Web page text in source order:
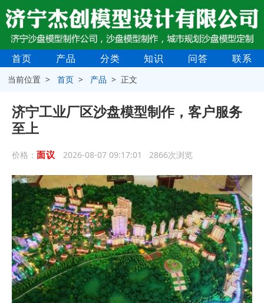
首页 产品 分类 知识 问答 联系
当前位置 >首页 > 产品 > 正文
济宁工业厂区沙盘模型制作，客户服务
至上
价格： 面议 2026-08-07 09:17:01 2866次浏览